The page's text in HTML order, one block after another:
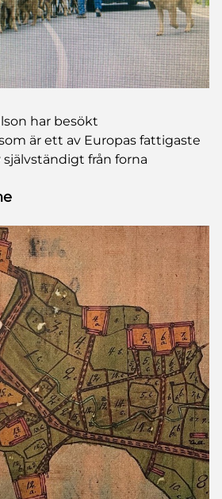
har besökt
är ett av Europas fattigaste
från forna